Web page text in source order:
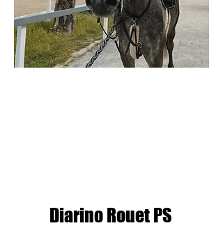
Diarino Rouet PS